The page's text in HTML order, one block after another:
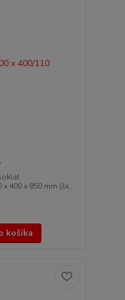
400 x 850 mm (šx...
košíka